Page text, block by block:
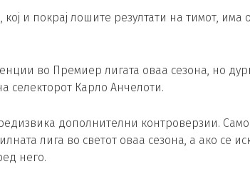
и покрај лошите резултати на тимот, има
во Премиер лигата оваа сезона, но
селекторот Карло Анчелоти.
дополнителни контроверзии.
лига во светот оваа сезона, а ако се
него.